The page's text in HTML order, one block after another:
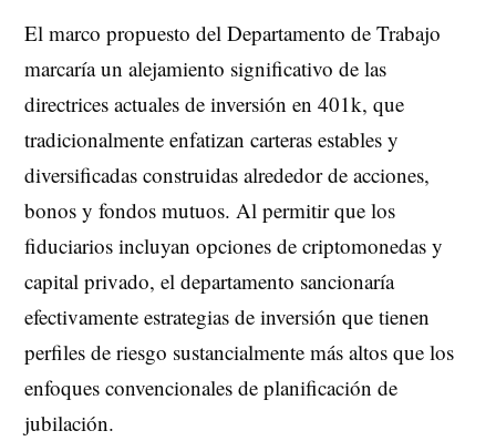
El marco propuesto del Departamento de Trabajo
marcaría un alejamiento significativo de las
directrices actuales de inversión en 401k, que
tradicionalmente enfatizan carteras estables y
diversificadas construidas alrededor de acciones,
bonos y fondos mutuos. Al permitir que los
fiduciarios incluyan opciones de criptomonedas y
capital privado, el departamento sancionaría
efectivamente estrategias de inversión que tienen
perfiles de riesgo sustancialmente más altos que los
enfoques convencionales de planificación de
jubilación.